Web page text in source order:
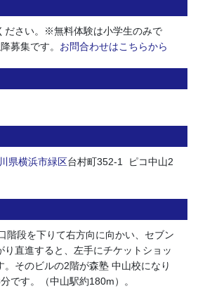
ださい。※無料体験は小学生のみで
募集です。 お問合わせはこちらから
県横浜市緑区台村町352-1 ピコ中山2
階段を下りて右方向に向かい、セブン
り直進すると、左手にチケットショッ
。そのビルの2階が森塾 中山校になり
です。（中山駅約180m）。